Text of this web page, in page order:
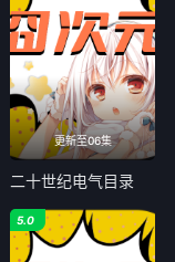
更新至06集
二十世纪电气目录
5.0